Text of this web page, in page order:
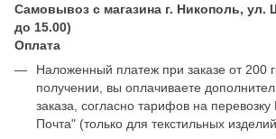
Самовывоз с магазина г. Никополь, ул.
до 15.00)
Оплата
Наложенный платеж при заказе от 200
получении, вы оплачиваете
заказа, согласно тарифов на
Почта" (только для текстильных